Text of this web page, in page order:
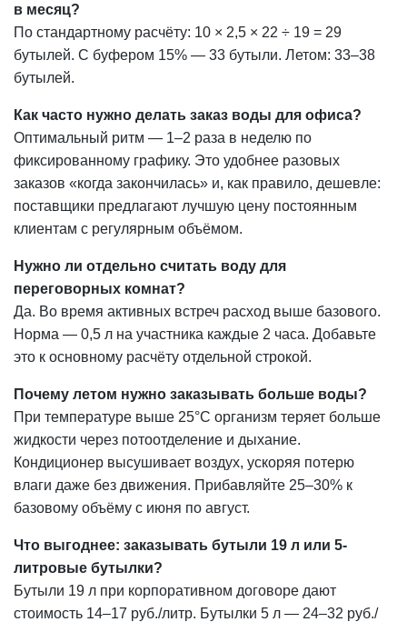
в месяц?
По стандартному расчёту: 10 × 2,5 × 22 ÷ 19 = 29
бутылей. С буфером 15% — 33 бутыли. Летом: 33–38
бутылей.
Как часто нужно делать заказ воды для офиса?
Оптимальный ритм — 1–2 раза в неделю по
фиксированному графику. Это удобнее разовых
заказов «когда закончилась» и, как правило, дешевле:
поставщики предлагают лучшую цену постоянным
клиентам с регулярным объёмом.
Нужно ли отдельно считать воду для
переговорных комнат?
Да. Во время активных встреч расход выше базового.
Норма — 0,5 л на участника каждые 2 часа. Добавьте
это к основному расчёту отдельной строкой.
Почему летом нужно заказывать больше воды?
При температуре выше 25°C организм теряет больше
жидкости через потоотделение и дыхание.
Кондиционер высушивает воздух, ускоряя потерю
влаги даже без движения. Прибавляйте 25–30% к
базовому объёму с июня по август.
Что выгоднее: заказывать бутыли 19 л или 5-
литровые бутылки?
Бутыли 19 л при корпоративном договоре дают
стоимость 14–17 руб./литр. Бутылки 5 л — 24–32 руб./